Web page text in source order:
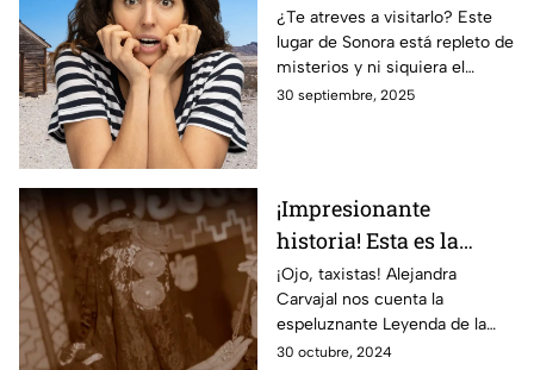
desaparece del mapa
(Google no logra
registrarlo)
¿Te atreves a visitarlo? Este
lugar de Sonora está repleto de
misterios y ni siquiera el
internet puede explicarlos.
30 septiembre, 2025
¡Impresionante
historia! Esta es la
Leyenda de la Mujer del
Medallón
¡Ojo, taxistas! Alejandra
Carvajal nos cuenta la
espeluznante Leyenda de la
Mujer del Medallón, cuya alma
30 octubre, 2024